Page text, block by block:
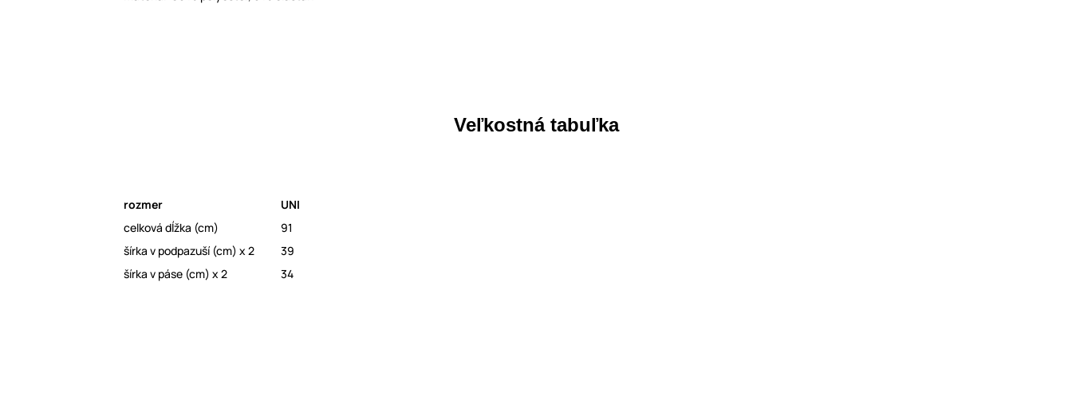
Veľkostná tabuľka
rozmer
UNI
celková dĺžka (cm)
91
šírka v podpazuší (cm) x 2
39
šírka v páse (cm) x 2
34